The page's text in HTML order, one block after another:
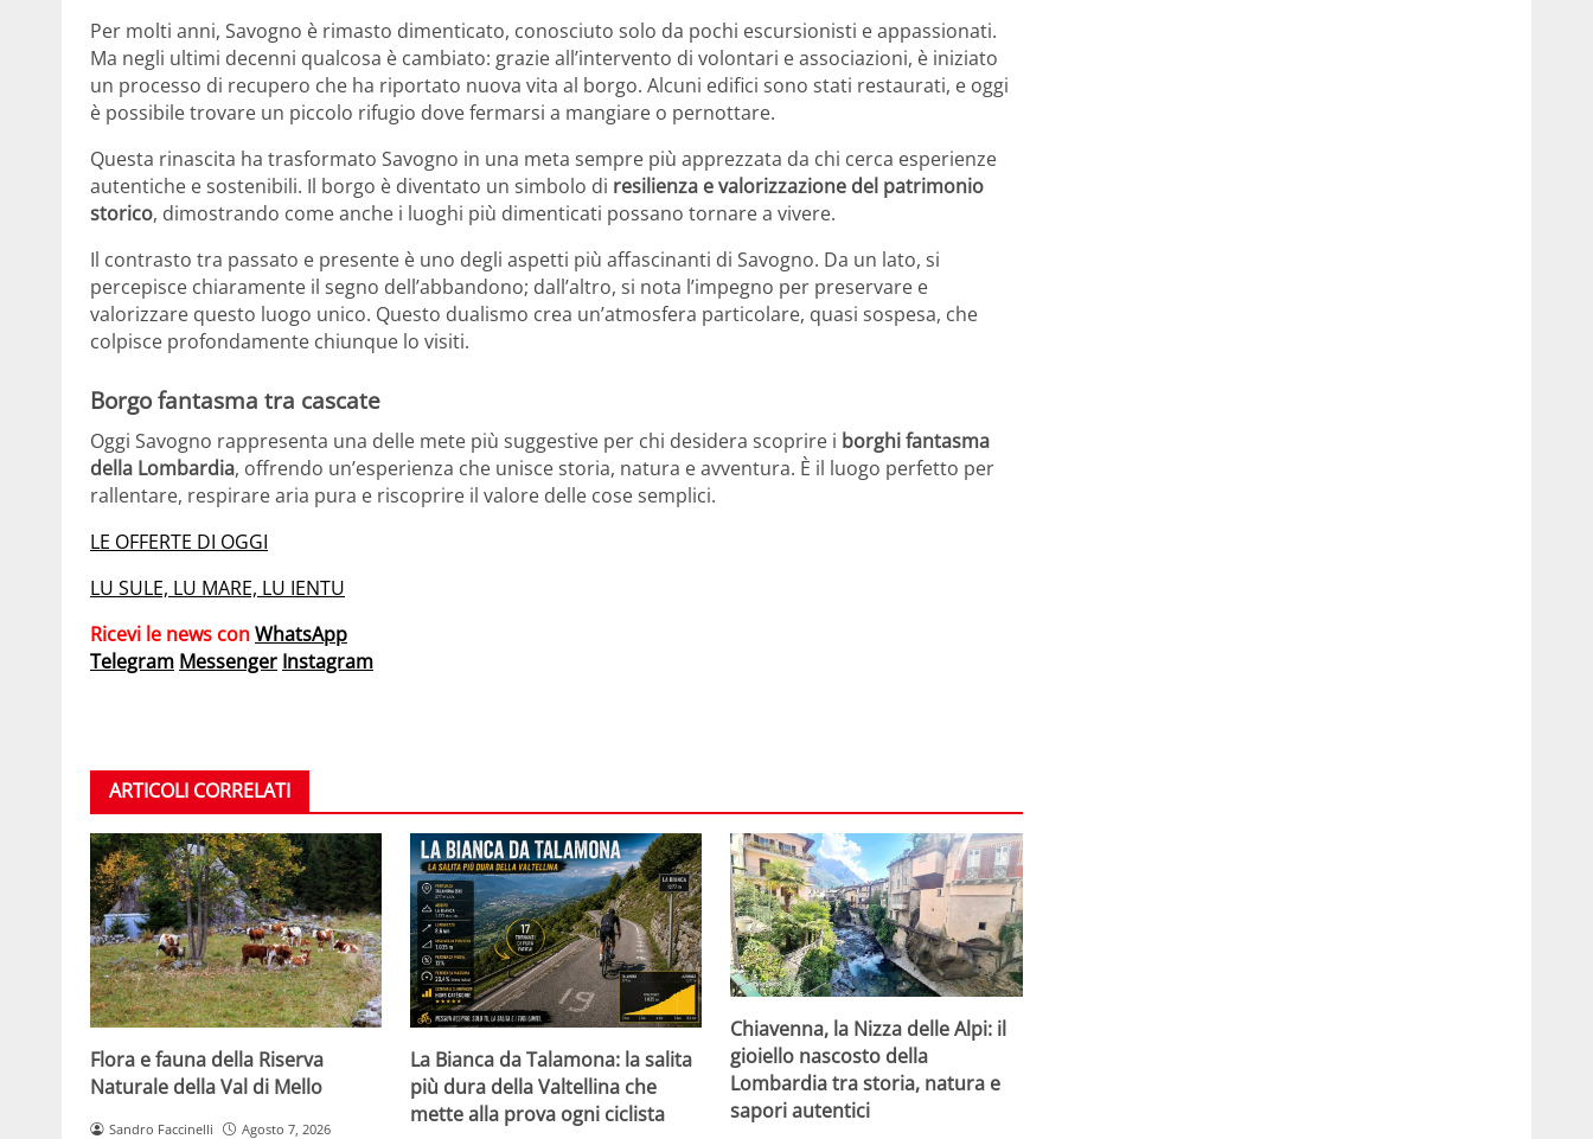
Per molti anni, Savogno è rimasto dimenticato, conosciuto solo da pochi escursionisti e appassionati.
Ma negli ultimi decenni qualcosa è cambiato: grazie all’intervento di volontari e associazioni, è iniziato
un processo di recupero che ha riportato nuova vita al borgo. Alcuni edifici sono stati restaurati, e oggi
è possibile trovare un piccolo rifugio dove fermarsi a mangiare o pernottare.
Questa rinascita ha trasformato Savogno in una meta sempre più apprezzata da chi cerca esperienze
autentiche e sostenibili. Il borgo è diventato un simbolo di resilienza e valorizzazione del patrimonio
storico, dimostrando come anche i luoghi più dimenticati possano tornare a vivere.
Il contrasto tra passato e presente è uno degli aspetti più affascinanti di Savogno. Da un lato, si
percepisce chiaramente il segno dell’abbandono; dall’altro, si nota l’impegno per preservare e
valorizzare questo luogo unico. Questo dualismo crea un’atmosfera particolare, quasi sospesa, che
colpisce profondamente chiunque lo visiti.
Borgo fantasma tra cascate
Oggi Savogno rappresenta una delle mete più suggestive per chi desidera scoprire i borghi fantasma
della Lombardia, offrendo un’esperienza che unisce storia, natura e avventura. È il luogo perfetto per
rallentare, respirare aria pura e riscoprire il valore delle cose semplici.
LE OFFERTE DI OGGI
LU SULE, LU MARE, LU IENTU
Ricevi le news conWhatsApp
Telegram Messenger Instagram
ARTICOLI CORRELATI
Flora e fauna della Riserva
Naturale della Val di Mello
Sandro Faccinelli Agosto 7, 2026
La Bianca da Talamona: la salita
più dura della Valtellina che
mette alla prova ogni ciclista
Chiavenna, la Nizza delle Alpi: il
gioiello nascosto della
Lombardia tra storia, natura e
sapori autentici